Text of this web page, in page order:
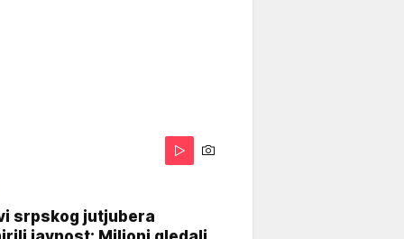
srpskog jutjubera